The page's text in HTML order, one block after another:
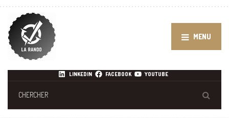
MENU
LINKEDIN FACEBOOK YOUTUBE